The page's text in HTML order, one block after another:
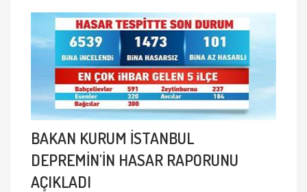
BAKAN KURUM İSTANBUL
DEPREMİN'İN HASAR RAPORUNU
AÇIKLADI